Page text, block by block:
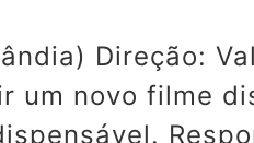
Direção:
um novo filme